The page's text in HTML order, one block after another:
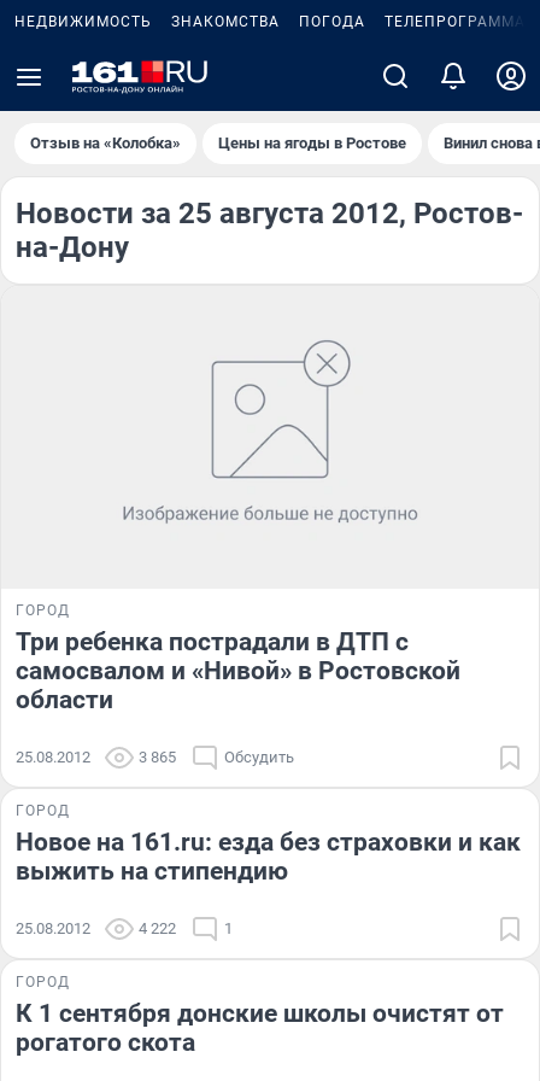
НЕДВИЖИМОСТЬ ЗНАКОМСТВА ПОГОДА ТЕЛЕПРОГРАММА
Отзыв на «Колобка» Цены на ягоды в Ростове Винил снова
Новости за 25 августа 2012, Ростов-
на-Дону
ГОРОД
Три ребенка пострадали в ДТП с
самосвалом и «Нивой» в Ростовской
области
25.08.2012 3 865 Обсудить
ГОРОД
Новое на 161.ru: езда без страховки и как
выжить на стипендию
25.08.2012 4 222 1
ГОРОД
К 1 сентября донские школы очистят от
рогатого скота